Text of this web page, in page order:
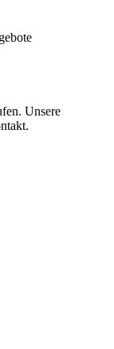
Unsere